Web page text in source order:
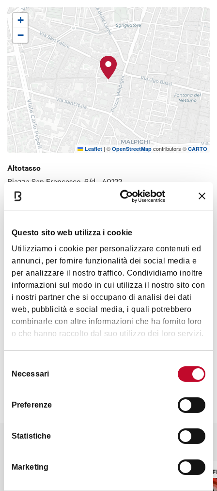
Questo sito web utilizza i cookie
Utilizziamo i cookie per personalizzare contenuti ed
annunci, per fornire funzionalità dei social media e
per analizzare il nostro traffico. Condividiamo inoltre
informazioni sul modo in cui utilizza il nostro sito con
i nostri partner che si occupano di analisi dei dati
web, pubblicità e social media, i quali potrebbero
combinarle con altre informazioni che ha fornito loro
o che hanno raccolto dal suo utilizzo dei loro servizi.
delNecessari
Preferenze
Statistiche
Marketing
+
−
Leaflet | © OpenStreetMap contributors © CARTO
Altotasso
Piazza San Francesco, 6/d - 40122
HOW TO GET THERE
Timetables
open every day
Sunday - Thursday: 4.30pm - 3.00am
Friday - Saturday: 4.30pm - 4.00am
Contacts
NIGHTLIFE